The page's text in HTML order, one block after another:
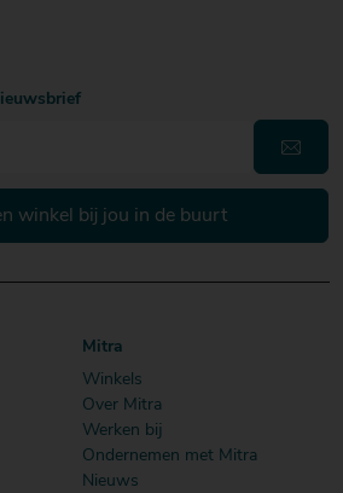
winkel bij jou in de buurt
Mitra
Winkels
Over Mitra
Werken bij
Ondernemen met Mitra
Nieuws